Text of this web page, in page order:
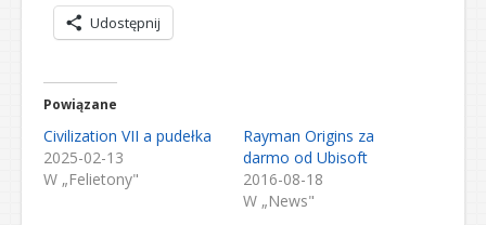
Udostępnij
Powiązane
Civilization VII a pudełka
2025-02-13
W „Felietony"
Rayman Origins za
darmo od Ubisoft
2016-08-18
W „News"